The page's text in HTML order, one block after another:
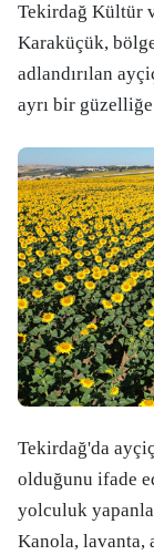
Tekirdağ Kültür
Karaküçük,
adlandırılan
ayrı bir
Tekirdağ'da
olduğunu ifade
yolculuk
Kanola,